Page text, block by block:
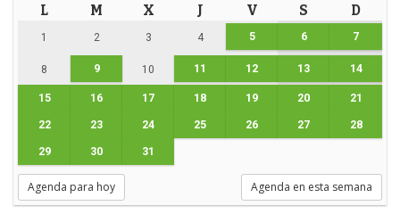
L M X J V S D
1 2 3 4 5 6 7
8 9 10 11 12 13 14
15 16 17 18 19 20 21
22 23 24 25 26 27 28
29 30 31
Agenda para hoy Agenda en esta semana